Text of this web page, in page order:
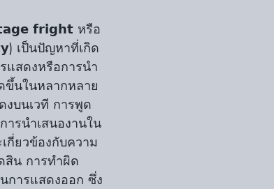
𝗳𝗿𝗶𝗴𝗵𝘁 หรือ
เป็นปัญหาที่เกิด
แสดงหรือการนำ
ขึ้นในหลากหลาย
บนเวที การพูด
รนำเสนองานใน
กี่ยวข้องกับความ
สิน การทำผิด
การแสดงออก ซึ่ง